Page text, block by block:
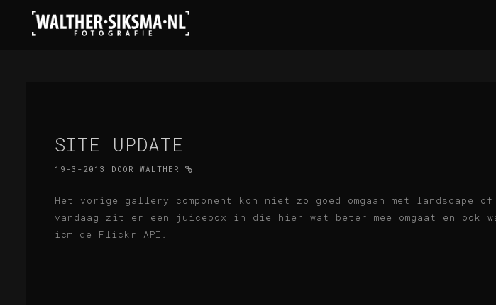
SITE UPDATE
19-3-2013 DOOR WALTHER
Het vorige gallery component kon niet zo goed omgaan met landscape of
vandaag zit er een juicebox in die hier wat beter mee omgaat en ook
icm de Flickr API.